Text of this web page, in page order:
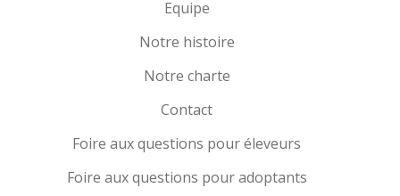
Equipe
Notre histoire
Notre charte
Contact
Foire aux questions pour éleveurs
Foire aux questions pour adoptants